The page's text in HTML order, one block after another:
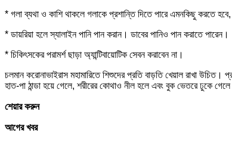
* গলা ব্যথা ও কাশি থাকলে গলাকে প্রশান্তি দিতে পারে এমনকিছু করতে
* ডায়রিয়া হলে স্যালাইন পানি পান করান। ডাবের পানিও পান করাতে পারেন।
* চিকিৎসকের পরামর্শ ছাড়া অ্যান্টিবায়োটিক সেবন করাবেন না।
চলমান করোনাভাইরাস মহামারিতে শিশুদের প্রতি বাড়তি খেয়াল রাখা
হাত-পা ঠান্ডা হয়ে গেলে, শরীরের কোথাও নীল হলে এবং বুক ভেতরে ঢুকে
শেয়ার করুন
আগের খবর